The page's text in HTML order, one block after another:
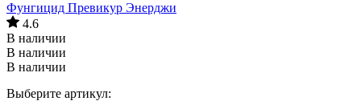
Фунгицид Превикур Энерджи
4.6
В наличии
В наличии
В наличии
Выберите артикул: